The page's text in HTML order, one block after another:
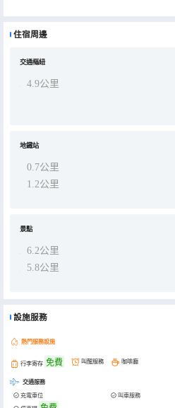
住宿周邊
交通樞紐
4.9公里
地鐵站
0.7公里
1.2公里
景點
6.2公里
5.8公里
設施服務
熱門服務設施
行李寄存 免費 叫醒服務 咖啡廳
交通服務
充電車位 叫車服務